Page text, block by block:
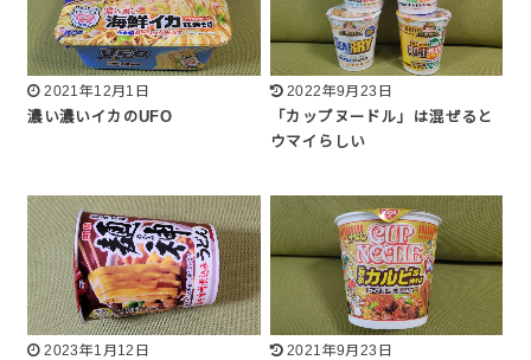
2021年12月1日
濃い濃いイカのUFO
2022年9月23日
「カップヌードル」は混ぜると
ウマイらしい
2023年1月12日
2021年9月23日